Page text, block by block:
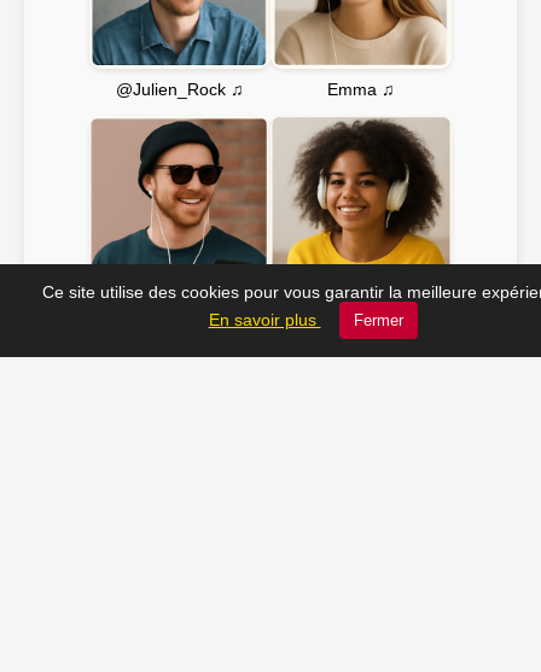
@Julien_Rock ♫ Emma ♫
JC_13 ♫ Soline ♫
Ce site utilise des cookies pour vous garantir la meilleure
En savoir plus
Fermer